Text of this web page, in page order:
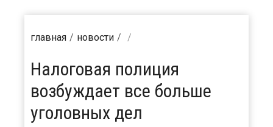
главная новости
Налоговая полиция
возбуждает все больше
уголовных дел